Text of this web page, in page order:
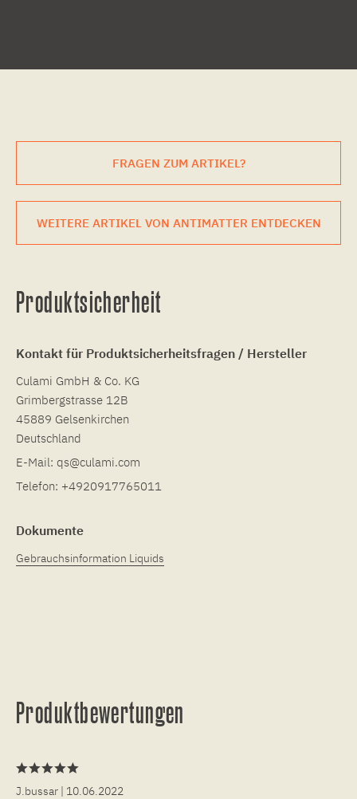
FRAGEN ZUM ARTIKEL?
WEITERE ARTIKEL VON ANTIMATTER ENTDECKEN
Produktsicherheit
Kontakt für Produktsicherheitsfragen / Hersteller
Culami GmbH & Co. KG
Grimbergstrasse 12B
45889 Gelsenkirchen
Deutschland
E-Mail: qs@culami.com
Telefon: +4920917765011
Dokumente
Gebrauchsinformation Liquids
Produktbewertungen
J.bussar | 10.06.2022